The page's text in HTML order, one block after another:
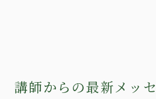
講師からの最新メッ